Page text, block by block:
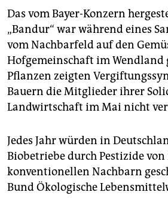
Das vom Bayer-Konzern
„Bandur“ war während eines
vom Nachbarfeld auf den
Hofgemeinschaft im Wendland
Pflanzen zeigten
Bauern die Mitglieder ihrer
Landwirtschaft im Mai nicht
Jedes Jahr würden in
Biobetriebe durch Pestizide
konventionellen Nachbarn
Bund Ökologische